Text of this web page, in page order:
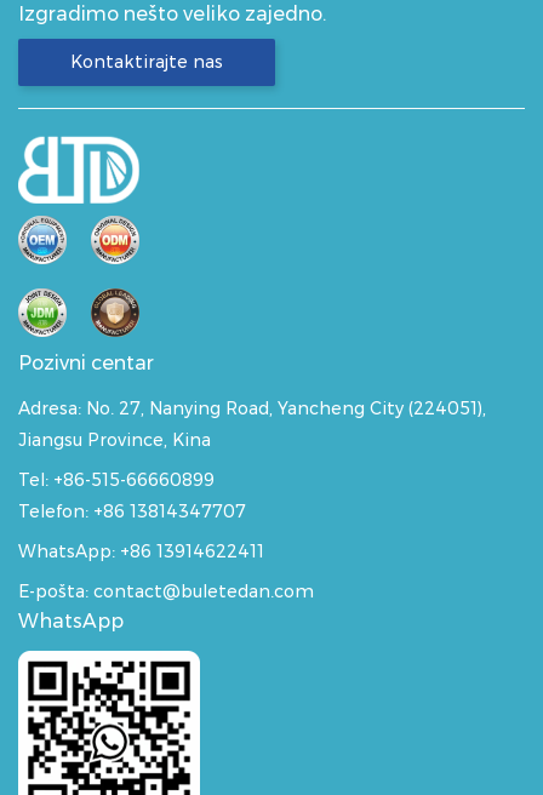
Izgradimo nešto veliko zajedno.
Kontaktirajte nas
Pozivni centar
Adresa: No. 27, Nanying Road, Yancheng City (224051),
Jiangsu Province, Kina
Tel: +86-515-66660899
Telefon: +86 13814347707
WhatsApp: +86 13914622411
E-pošta: contact@buletedan.com
WhatsApp